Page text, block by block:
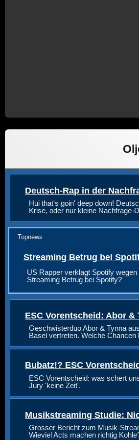
Deutsch-Rap in der
Hui that's goin' deep down!
Krise, oder nur kleine Nachfrage-
Topnews
Streaming Betrug bei
US Rapper verklagt Spotify
Streaming Betrug bei Spotify?
ESC Vorentscheid: Abor
Geschwisterduo Abor & Tynna
Basel vertreten. Welche
Bubatz!? ESC
ESC Vorentscheid: was schert
Jury 'keine Zeit'.
Musikstreaming Studie:
Grosser Bericht zum Musik-
Wieviel Acts machen richtig